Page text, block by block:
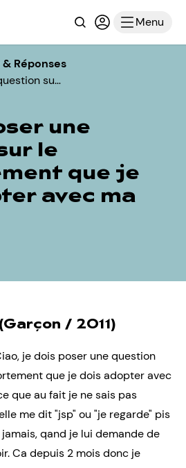
RechercheConnexion
Menu
Réponses
su…
une
le
que je
avec ma
/ 2011)
je dois poser une question
que je dois adopter avec
que au fait je ne sais pas
me dit "jsp" ou "je regarde" pis
qand je lui demande de
Ca depuis 2 mois donc je